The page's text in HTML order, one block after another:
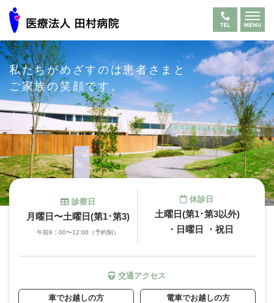
私たちがめざすのは患者さまと
ご家族の笑顔です。
診察日
月曜日〜土曜日(第1･第3)
午前9：00〜12:00（予約制）
休診日
土曜日(第1･第3以外)
・日曜日 ・祝日
交通アクセス
車でお越しの方 電車でお越しの方